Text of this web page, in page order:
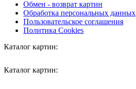
Обмен - возврат картин
Обработка персональных данных
Пользовательское соглашения
Политика Cookies
Каталог картин:
Каталог картин: